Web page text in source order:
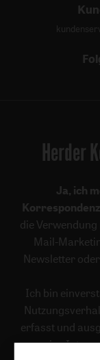
Herder
Ja, ich
die
Mail-
Newsletter
Ich bin
erfasst und
meine